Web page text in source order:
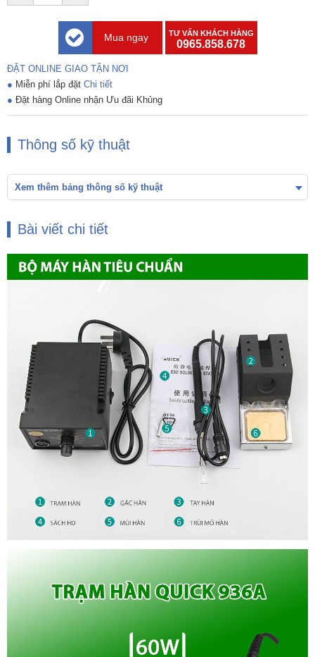
Mua ngay TƯ VẤN KHÁCH HÀNG
0965.858.678
ĐẶT ONLINE GIAO TẬN NƠI
● Miễn phí lắp đặt Chi tiết
● Đặt hàng Online nhận Ưu đãi Khủng
Thông số kỹ thuật
Xem thêm bảng thông số kỹ thuật
Bài viết chi tiết